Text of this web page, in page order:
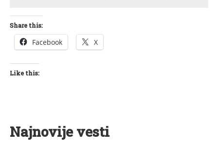
Share this:
Facebook X
Like this:
Najnovije vesti